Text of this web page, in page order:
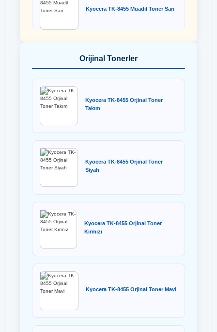
Kyocera TK-8455 Muadil Toner Sarı
Orijinal Tonerler
Kyocera TK-8455 Orjinal Toner
Takım
Kyocera TK-8455 Orjinal Toner
Siyah
Kyocera TK-8455 Orjinal Toner
Kırmızı
Kyocera TK-8455 Orjinal Toner Mavi